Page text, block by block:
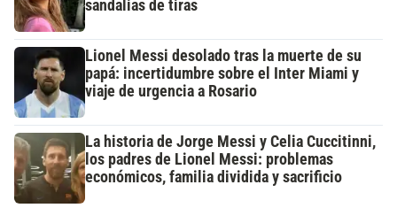
sandalias de tiras
Lionel Messi desolado tras la muerte de su
papá: incertidumbre sobre el Inter Miami y
viaje de urgencia a Rosario
La historia de Jorge Messi y Celia Cuccitinni,
los padres de Lionel Messi: problemas
económicos, familia dividida y sacrificio